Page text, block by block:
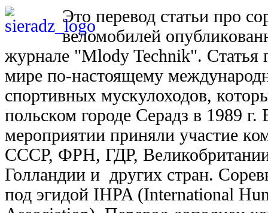
Это перевод статьи про
веломобилей
журнале "Mlody Technik". Статья
мире по-настоящему
спортивных мускулоходов,
польском городе Серадз в 1989
мероприятии приняли участие
СССР, ФРН, ГДР,
Голландии и других стран.
под эгидой IHPA (International